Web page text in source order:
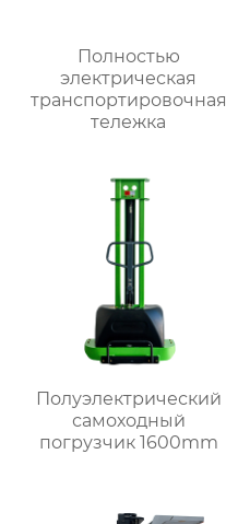
Полностью
электрическая
транспортировочная
тележка
Полуэлектрический
самоходный
погрузчик 1600mm